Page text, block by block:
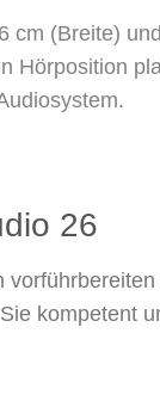
cm (Breite)
Hörposition
26​
kompetent